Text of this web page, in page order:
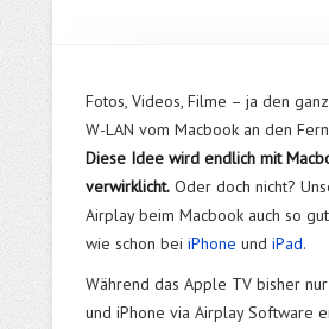
Fotos, Videos, Filme – ja den
W-LAN vom Macbook an den
Diese Idee wird endlich mit
verwirklicht. Oder doch nicht?
Airplay beim Macbook auch so
wie schon bei iPhone und iPad.
Während das Apple TV bisher
und iPhone via Airplay Software